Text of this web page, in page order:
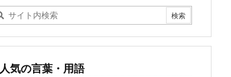
人気の言葉・用語